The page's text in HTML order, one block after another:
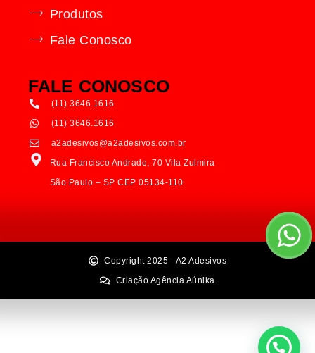
Produtos
Fale Conosco
FALE CONOSCO
(11) 3646.1616
(11) 3646.1616
a2adesivos@a2adesivos.com.br
Rua Francisco Andrade, 70 Vila Zulmira
São Paulo – SP CEP 05134-110
Copyright 2025 - A2 Adesivos
Criação Agência Aúnika